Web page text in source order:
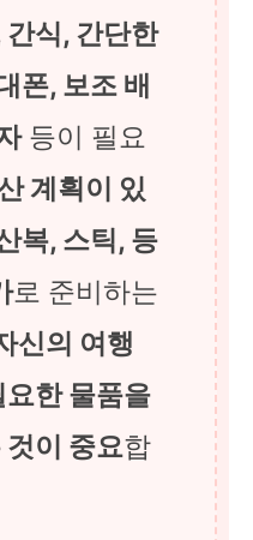
식, 간단한
폰, 보조 배
등이 필요
계획이 있
복, 스틱, 등
로 준비하는
신의 여행
한 물품을
이 중요합